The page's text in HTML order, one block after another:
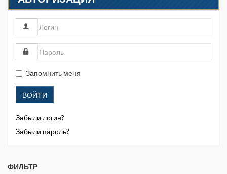
Запомнить меня
ВОЙТИ
Забыли логин?
Забыли пароль?
ФИЛЬТР